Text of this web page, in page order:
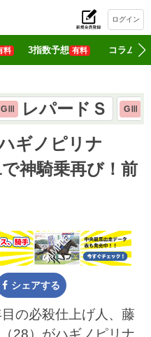
ログイン
料 3指数予想 有料 コラム
GⅢ レパードＳ GⅢ
ギノピリナ
神騎乗再び！前
シェアする
の必殺仕上げ人、藤
28）がハギノピリナ